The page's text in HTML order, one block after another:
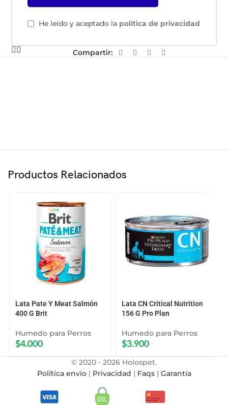
He leído y aceptado la política de privacidad
Compartir:
Productos Relacionados
Lata Pate Y Meat Salmón
400 G Brit
Humedo para Perros
$4.000
Lata CN Critical Nutrition
156 G Pro Plan
Humedo para Perros
$3.900
© 2020 - 2026 Holospet.
Política envío| Privacidad | Faqs| Garantía